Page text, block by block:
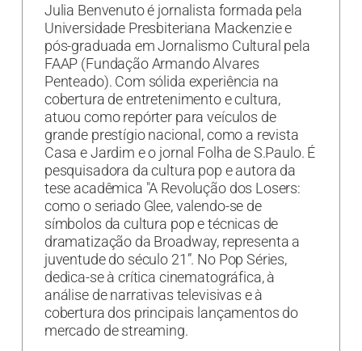
Julia Benvenuto é jornalista formada pela
Universidade Presbiteriana Mackenzie e
pós-graduada em Jornalismo Cultural pela
FAAP (Fundação Armando Alvares
Penteado). Com sólida experiência na
cobertura de entretenimento e cultura,
atuou como repórter para veículos de
grande prestígio nacional, como a revista
Casa e Jardim e o jornal Folha de S.Paulo. É
pesquisadora da cultura pop e autora da
tese acadêmica "A Revolução dos Losers:
como o seriado Glee, valendo-se de
símbolos da cultura pop e técnicas de
dramatização da Broadway, representa a
juventude do século 21”. No Pop Séries,
dedica-se à crítica cinematográfica, à
análise de narrativas televisivas e à
cobertura dos principais lançamentos do
mercado de streaming.